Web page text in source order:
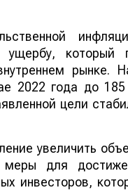
ущербу, который
рынке.
2022 года до
цели
увеличить
меры для
инвесторов,